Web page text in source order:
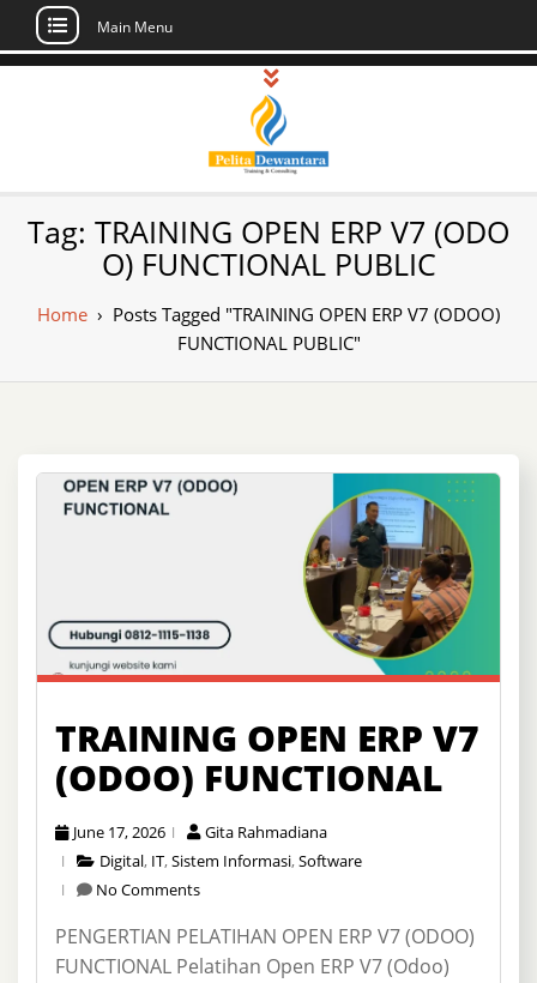
Skip
Main Menu
Pusat Pelatihan
dan Sertifikasi –
Daftar Training
Indonesia
Sertifikasi di Indonesia
Tag: TRAINING OPEN ERP V7 (ODO
O) FUNCTIONAL PUBLIC
Home › Posts Tagged "TRAINING OPEN ERP V7 (ODOO)
FUNCTIONAL PUBLIC"
TRAINING OPEN ERP V7
(ODOO) FUNCTIONAL
June 17, 2026
Gita Rahmadiana
Digital, IT,Sistem Informasi,Software
No Comments
PENGERTIAN PELATIHAN OPEN ERP V7 (ODOO)
FUNCTIONAL Pelatihan Open ERP V7 (Odoo)